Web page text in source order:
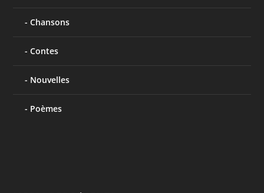
Chansons
Contes
Nouvelles
Poèmes